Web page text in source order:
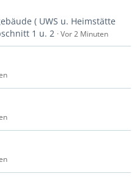
( UWS u. Heimstätte
1 u. 2 Vor 2 Minuten